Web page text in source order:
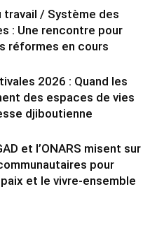
travail / Système des
: Une rencontre pour
réformes en cours
2026 : Quand les
des espaces de vies
djiboutienne
et l’ONARS misent sur
pour
et le vivre-ensemble